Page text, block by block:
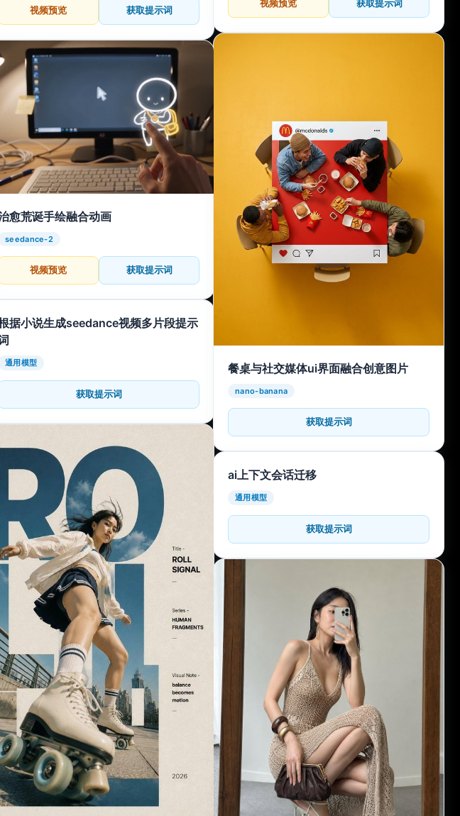
视频预览 获取提示词
愈荒诞手绘融合动画
seedance-2
视频预览 获取提示词
据小说生成seedance视频多片段提示
通用模型
获取提示词
视频预览 获取提示词
餐桌与社交媒体ui界面融合创意图片
nano-banana
获取提示词
ai上下文会话迁移
通用模型
获取提示词